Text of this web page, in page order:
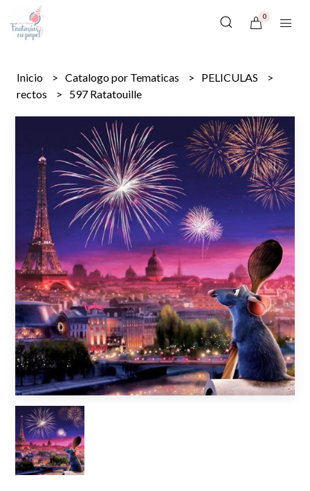
0
Inicio Catalogo por Tematicas
PELICULAS
rectos
597 Ratatouille